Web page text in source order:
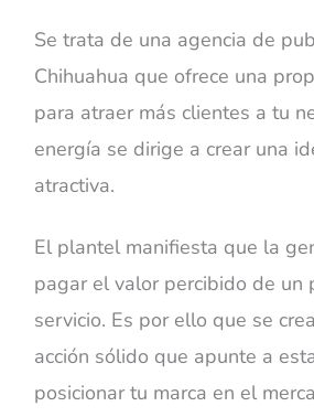
Se trata de una agencia de
Chihuahua que ofrece una
para atraer más clientes a tu
energía se dirige a crear una
atractiva.
El plantel manifiesta que la
pagar el valor percibido de un
servicio. Es por ello que se
acción sólido que apunte a
posicionar tu marca en el